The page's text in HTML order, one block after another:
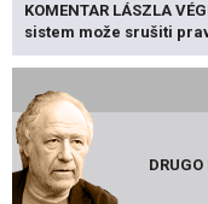
KOMENTAR LÁSZLA
sistem može srušiti